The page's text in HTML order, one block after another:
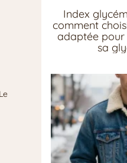
Le
Index
comment
adaptée
sa